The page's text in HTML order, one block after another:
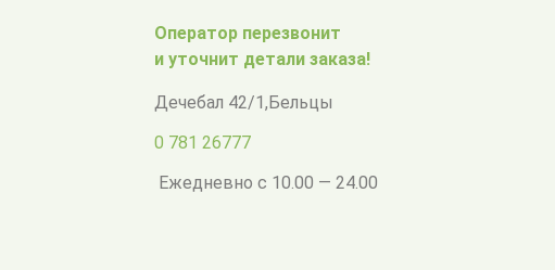
Оператор перезвонит
и уточнит детали заказа!
Дечебал 42/1,Бельцы
0 781 26777
Ежедневно с 10.00 — 24.00